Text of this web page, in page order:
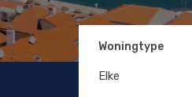
Woningtype
Elke